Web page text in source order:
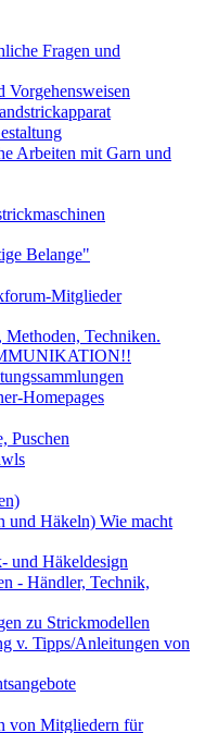
Fragen und
Arbeiten mit Garn und
Belange"
Mitglieder
Techniken.
Homepages
Puschen
Häkeln) Wie macht
und Häkeldesign
- Händler, Technik,
zu Strickmodellen
v. Tipps/Anleitungen von
von Mitgliedern für